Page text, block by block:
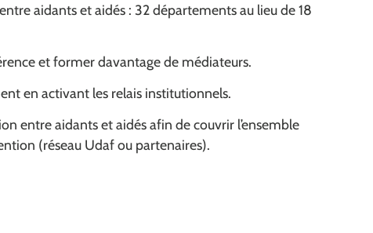
aidants et aidés : 32 départements au lieu de 18
et former davantage de médiateurs.
en activant les relais institutionnels.
entre aidants et aidés afin de couvrir l’ensemble
(réseau Udaf ou partenaires).